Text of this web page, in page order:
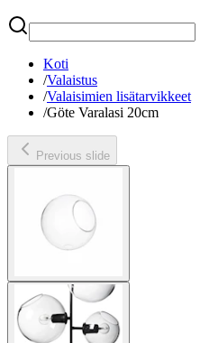
Etsi
Koti
/Valaistus
/Valaisimien lisätarvikkeet
/Göte Varalasi 20cm
Previous slide